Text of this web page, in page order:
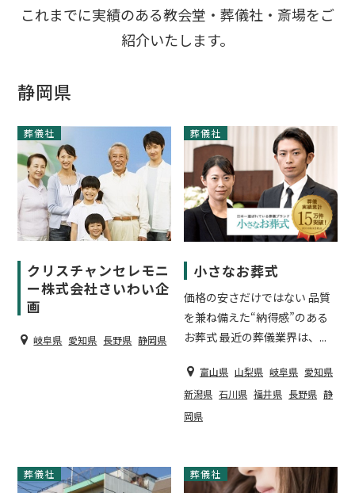
これまでに実績のある教会堂・葬儀社・斎場をご
紹介いたします。
静岡県
葬儀社
クリスチャンセレモニ
ー株式会社さいわい企
画
岐阜県 愛知県 長野県 静岡県
葬儀社
小さなお葬式
価格の安さだけではない 品質
を兼ね備えた“納得感”のある
お葬式 最近の葬儀業界は、...
富山県 山梨県 岐阜県 愛知県
新潟県 石川県 福井県 長野県 静
岡県
葬儀社 葬儀社